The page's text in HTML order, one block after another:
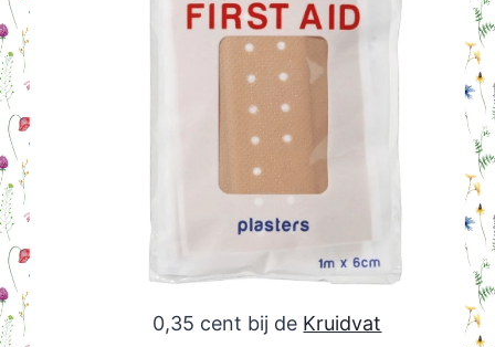
0,35 cent bij de Kruidvat